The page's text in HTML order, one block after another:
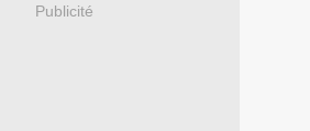
Publicité